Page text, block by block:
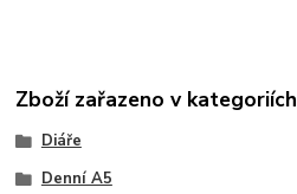
Zboží zařazeno v kategoriích
Diáře
Denní A5